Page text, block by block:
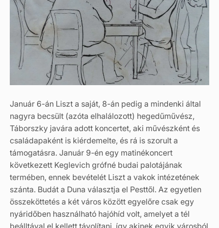
Január 6-án Liszt a saját, 8-án pedig a mindenki által
nagyra becsült (azóta elhalálozott) hegedűművész,
Táborszky javára adott koncertet, aki művészként és
családapaként is kiérdemelte, és rá is szorult a
támogatásra. Január 9-én egy matinékoncert
következett Keglevich grófné budai palotájának
termében, ennek bevételét Liszt a vakok intézetének
szánta. Budát a Duna választja el Pesttől. Az egyetlen
összeköttetés a két város között egyelőre csak egy
nyáridőben használható hajóhíd volt, amelyet a tél